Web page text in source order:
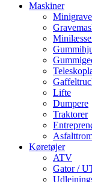
Maskiner
Lifte
Dumpere
Traktorer
Køretøjer
ATV
Gator /